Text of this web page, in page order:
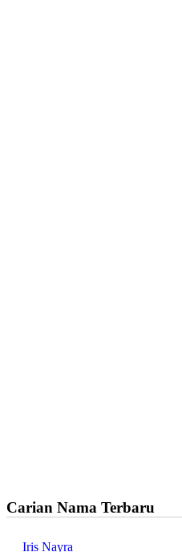
Carian Nama Terbaru
Iris Nayra